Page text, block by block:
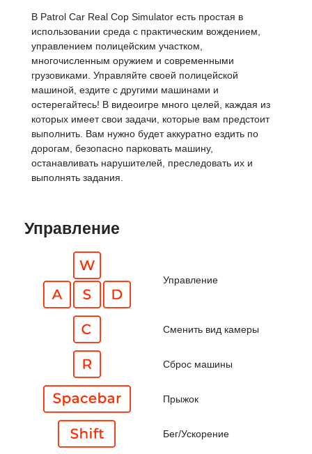
В Patrol Car Real Cop Simulator есть простая в
использовании среда с практическим вождением,
управлением полицейским участком,
многочисленным оружием и современными
грузовиками. Управляйте своей полицейской
машиной, ездите с другими машинами и
остерегайтесь! В видеоигре много целей, каждая из
которых имеет свои задачи, которые вам предстоит
выполнить. Вам нужно будет аккуратно ездить по
дорогам, безопасно парковать машину,
останавливать нарушителей, преследовать их и
выполнять задания.
Управление
Управление
Сменить вид камеры
Сброс машины
Прыжок
Бег/Ускорение